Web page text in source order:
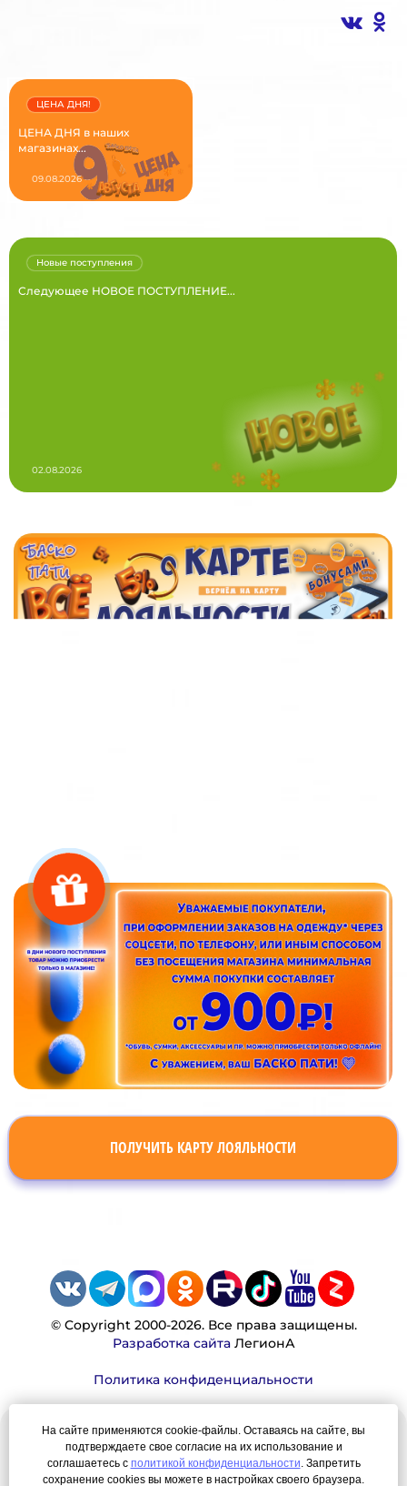
ЦЕНА ДНЯ в наших
магазинах...
ЦЕНА ДНЯ!
09.08.2026
Следующее НОВОЕ ПОСТУПЛЕНИЕ...
Новые поступления
02.08.2026
ПОЛУЧИТЬ КАРТУ ЛОЯЛЬНОСТИ
© Copyright 2000-2026. Все права защищены.
Разработка сайтаЛегионА
Политика конфиденциальности
Наша миссия:
Мы — честно, много, давно продаем вещи,
На сайте применяются cookie-файлы. Оставаясь на сайте, вы
подтверждаете свое согласие на их использование и
соглашаетесь с политикой конфиденциальности. Запретить
сохранение cookies вы можете в настройках своего браузера.